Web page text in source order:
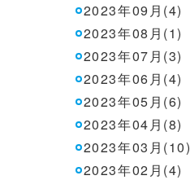
2023年09月(4)
2023年08月(1)
2023年07月(3)
2023年06月(4)
2023年05月(6)
2023年04月(8)
2023年03月(10)
2023年02月(4)